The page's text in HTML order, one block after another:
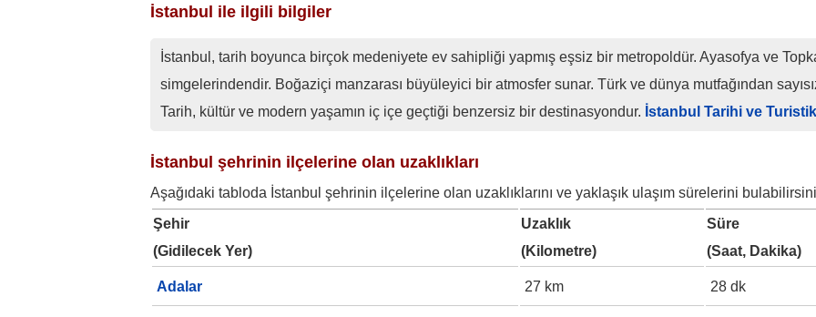
İstanbul ile ilgili bilgiler
İstanbul, tarih boyunca birçok medeniyete ev sahipliği yapmış eşsiz bir metropoldür. Ayasofya ve
simgelerindendir. Boğaziçi manzarası büyüleyici bir atmosfer sunar. Türk ve dünya mutfağından
Tarih, kültür ve modern yaşamın iç içe geçtiği benzersiz bir destinasyondur. İstanbul Tarihi ve
İstanbul şehrinin ilçelerine olan uzaklıkları
Aşağıdaki tabloda İstanbul şehrinin ilçelerine olan uzaklıklarını ve yaklaşık ulaşım sürelerini
Şehir
(Gidilecek Yer)
Uzaklık
(Kilometre)
Süre
(Saat, Dakika)
Adalar 27 km 28 dk